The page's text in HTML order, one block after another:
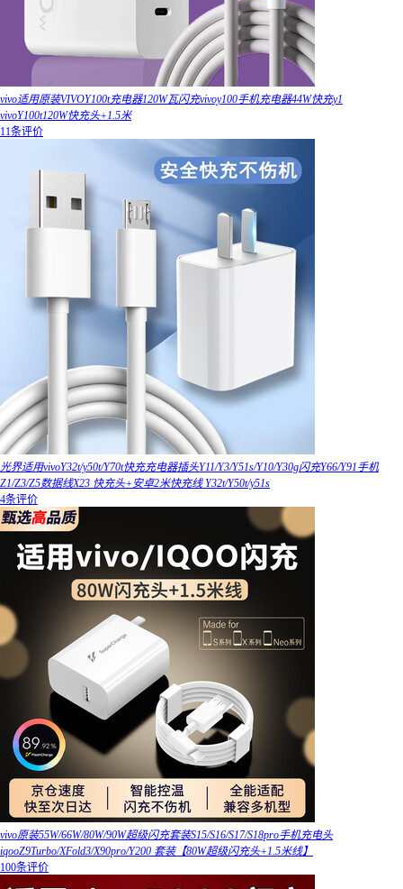
vivo适用原装VIVOY100t充电器120W瓦闪充vivoy100手机充电器44W快充y1
vivoY100t120W快充头+1.5米
11条评价
光界适用vivoY32t/y50t/Y70t快充充电器插头Y11/Y3/Y51s/Y10/Y30g闪充Y66/Y91手机
Z1/Z3/Z5数据线X23 快充头+安卓2米快充线 Y32t/Y50t/y51s
4条评价
vivo原装55W/66W/80W/90W超级闪充套装S15/S16/S17/S18pro手机充电头
iqooZ9Turbo/XFold3/X90pro/Y200 套装【80W超级闪充头+1.5米线】
100条评价